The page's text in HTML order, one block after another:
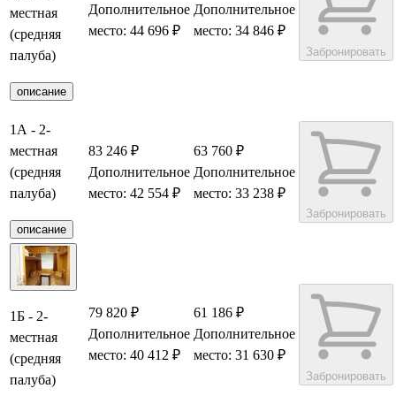
местная
(средняя
палуба)
описание
Дополнительное
место: 44 696 ₽
Дополнительное
место: 34 846 ₽
Забронировать
1А - 2-
местная
(средняя
палуба)
описание
83 246 ₽
Дополнительное
место: 42 554 ₽
63 760 ₽
Дополнительное
место: 33 238 ₽
Забронировать
1Б - 2-
местная
(средняя
палуба)
79 820 ₽
Дополнительное
место: 40 412 ₽
61 186 ₽
Дополнительное
место: 31 630 ₽
Забронировать